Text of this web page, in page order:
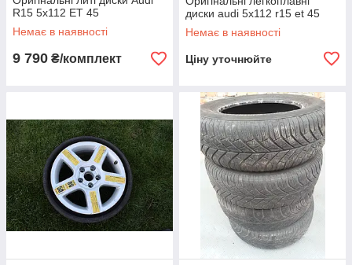
R15 5x112 ET 45
Немає в наявності
9 790 ₴/комплект
диски audi 5х112 r15 et 45
Немає в наявності
Ціну уточнюйте